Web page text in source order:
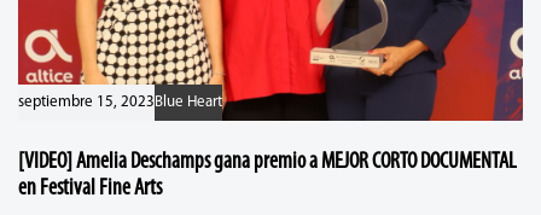
septiembre 15, 2023Blue Heart
[VIDEO] Amelia Deschamps gana premio a MEJOR CORTO DOCUMENTAL
en Festival Fine Arts